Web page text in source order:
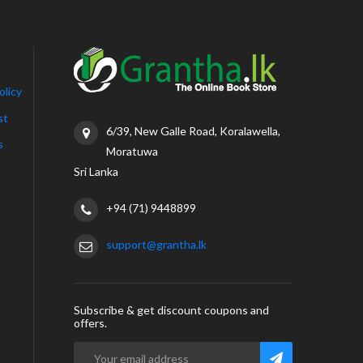
6/39, New Galle Road, Koralawella,
Moratuwa
Sri Lanka
+94 (71) 9448899
support@grantha.lk
Subscribe & get discount coupons and
offers.